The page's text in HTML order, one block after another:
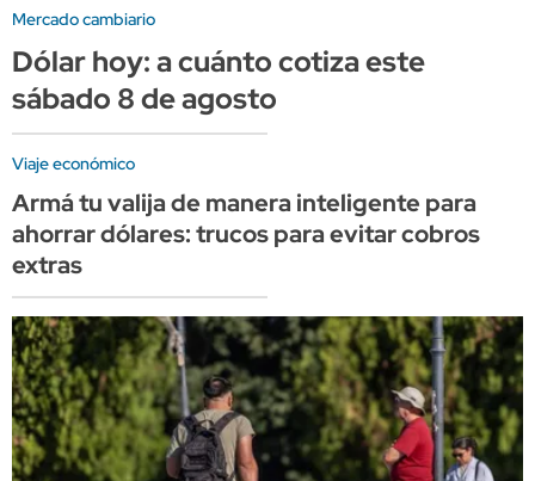
Mercado cambiario
Dólar hoy: a cuánto cotiza este
sábado 8 de agosto
Viaje económico
Armá tu valija de manera inteligente para
ahorrar dólares: trucos para evitar cobros
extras